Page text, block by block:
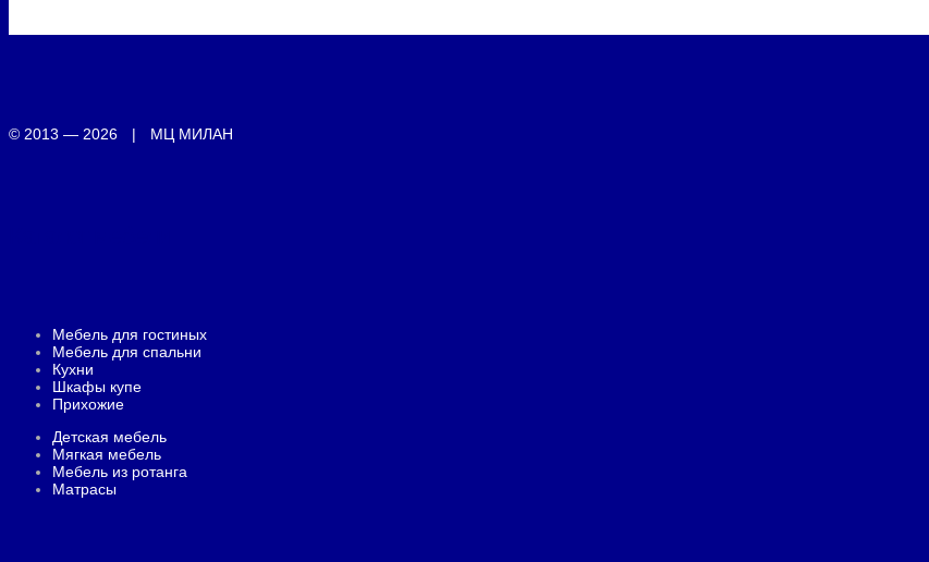
© 2013 — 2026 | МЦ МИЛАН
Мебель для гостиных
Мебель для спальни
Кухни
Шкафы купе
Прихожие
Детская мебель
Мягкая мебель
Мебель из ротанга
Матрасы